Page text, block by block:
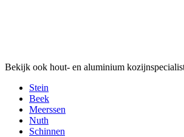
Bekijk ook hout- en aluminium
Stein
Beek
Meerssen
Nuth
Schinnen